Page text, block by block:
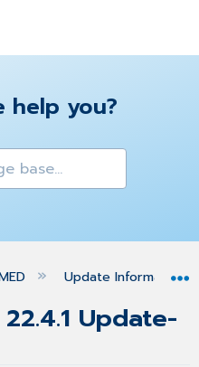
help you?
hierarchy
Update
22.4.1 Update-